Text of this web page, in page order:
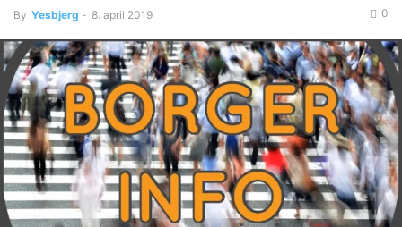
By Yesbjerg - 8. april 2019 0